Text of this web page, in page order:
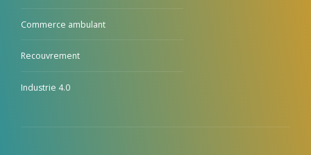
Commerce ambulant
Recouvrement
Industrie 4.0